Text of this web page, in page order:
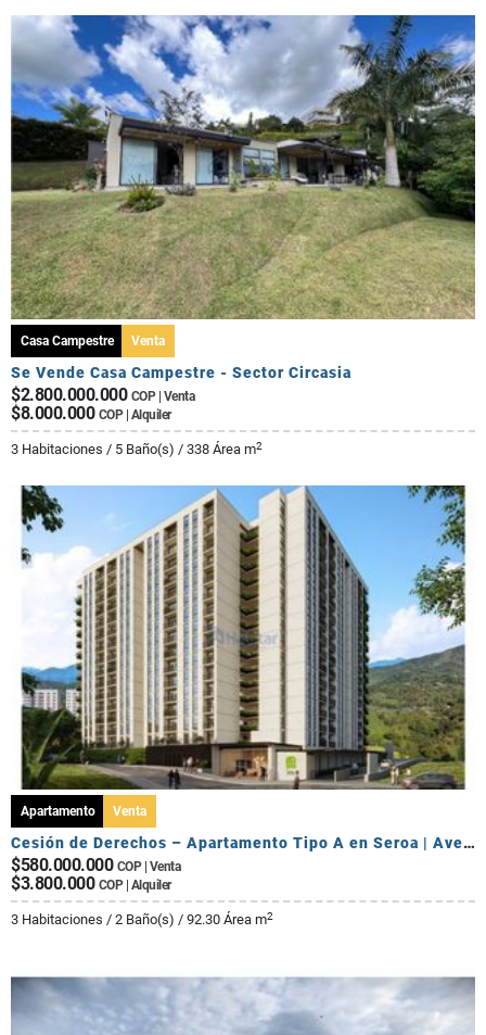
Casa Campestre Venta
Se Vende Casa Campestre - Sector Circasia
$2.800.000.000 COP | Venta
$8.000.000 COP | Alquiler
3 Habitaciones / 5 Baño(s) / 338 Área m2
Apartamento Venta
Cesión de Derechos – Apartamento Tipo A en Seroa | Avenida Centenario
$580.000.000 COP | Venta
$3.800.000 COP | Alquiler
3 Habitaciones / 2 Baño(s) / 92.30 Área m2